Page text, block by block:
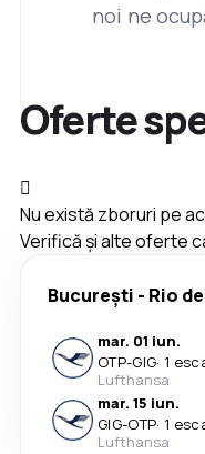
noi ne
Oferte
Nu există zboruri pe
Verifică și alte oferte
București - Rio
mar. 01 iun.
OTP-GIG· 1
Lufthansa
mar. 15 iun.
GIG-OTP· 1
Lufthansa